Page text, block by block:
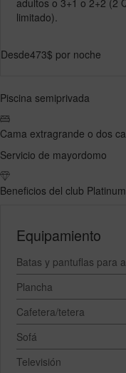
limitado).
Desde473$ por noche
Piscina semiprivada
Cama extragrande o dos
Servicio de mayordomo
Beneficios del club Platinum
Equipamiento
Batas y pantuflas para
Plancha
Cafetera/tetera
Sofá
Televisión